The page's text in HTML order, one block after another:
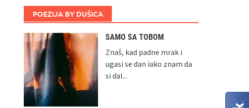
POEZIJA BY DUŠICA
SAMO SA TOBOM
Znaš, kad padne mrak i
ugasi se dan iako znam da
si dal...